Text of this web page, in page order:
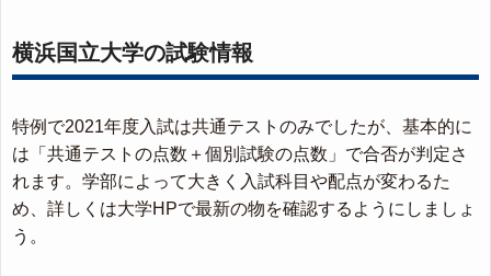
横浜国立大学の試験情報
特例で2021年度入試は共通テストのみでしたが、基本的に
は「共通テストの点数＋個別試験の点数」で合否が判定さ
れます。学部によって大きく入試科目や配点が変わるた
め、詳しくは大学HPで最新の物を確認するようにしましょ
う。